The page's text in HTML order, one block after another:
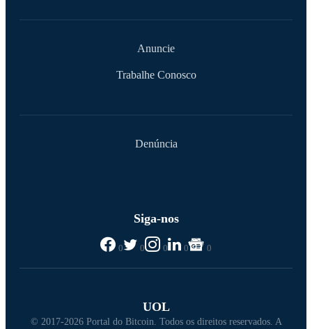
Anuncie
Trabalhe Conosco
Denúncia
Siga-nos
0 0 0 0 0
UOL
© 2017-2026 Portal do Bitcoin. Todos os direitos reservados. A